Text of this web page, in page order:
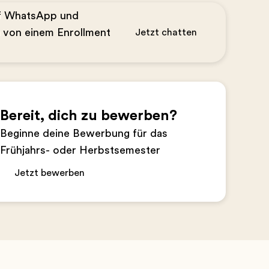
WhatsApp und
einem Enrollment
Jetzt chatten
Bereit, dich zu bewerben?
Beginne deine Bewerbung für das
Frühjahrs- oder Herbstsemester
Jetzt bewerben